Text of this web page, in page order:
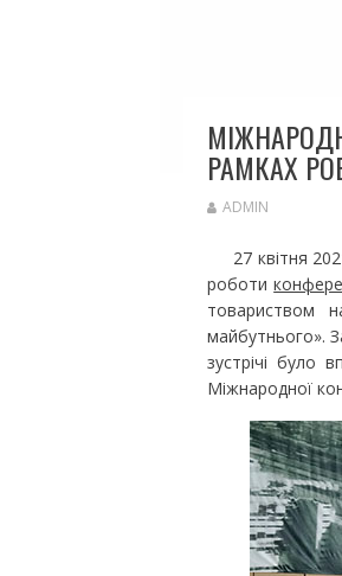
РАМКАХ
ADMIN
27 квітня
роботи
товариством
майбутнього».
зустрічі було
Міжнародної